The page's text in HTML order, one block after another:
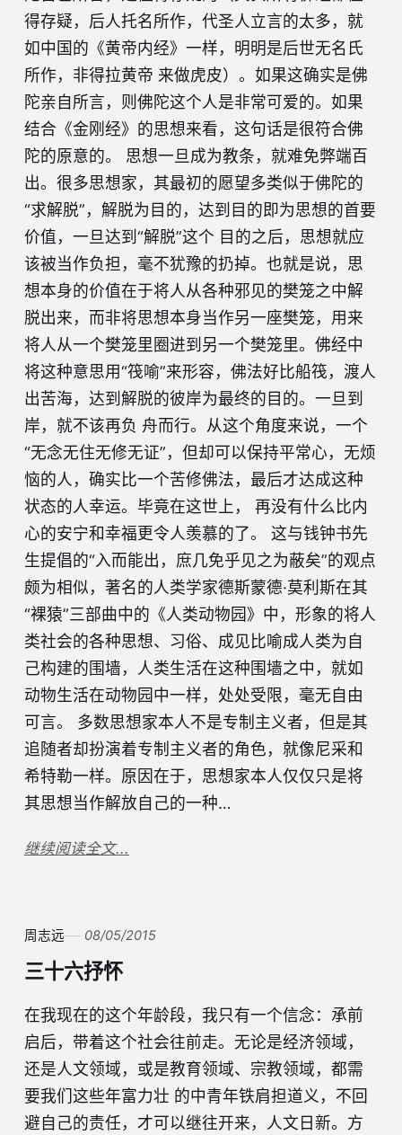
得存疑，后人托名所作，代圣人立言的太多，就
如中国的《黄帝内经》一样，明明是后世无名氏
所作，非得拉黄帝 来做虎皮）。如果这确实是佛
陀亲自所言，则佛陀这个人是非常可爱的。如果
结合《金刚经》的思想来看，这句话是很符合佛
陀的原意的。 思想一旦成为教条，就难免弊端百
出。很多思想家，其最初的愿望多类似于佛陀的
“求解脱”，解脱为目的，达到目的即为思想的首要
价值，一旦达到“解脱”这个 目的之后，思想就应
该被当作负担，毫不犹豫的扔掉。也就是说，思
想本身的价值在于将人从各种邪见的樊笼之中解
脱出来，而非将思想本身当作另一座樊笼，用来
将人从一个樊笼里圈进到另一个樊笼里。佛经中
将这种意思用“筏喻”来形容，佛法好比船筏，渡人
出苦海，达到解脱的彼岸为最终的目的。一旦到
岸，就不该再负 舟而行。从这个角度来说，一个
“无念无住无修无证”，但却可以保持平常心，无烦
恼的人，确实比一个苦修佛法，最后才达成这种
状态的人幸运。毕竟在这世上， 再没有什么比内
心的安宁和幸福更令人羡慕的了。 这与钱钟书先
生提倡的“入而能出，庶几免乎见之为蔽矣”的观点
颇为相似，著名的人类学家德斯蒙德·莫利斯在其
“裸猿”三部曲中的《人类动物园》中，形象的将人
类社会的各种思想、习俗、成见比喻成人类为自
己构建的围墙，人类生活在这种围墙之中，就如
动物生活在动物园中一样，处处受限，毫无自由
可言。 多数思想家本人不是专制主义者，但是其
追随者却扮演着专制主义者的角色，就像尼采和
希特勒一样。原因在于，思想家本人仅仅只是将
其思想当作解放自己的一种…
继续阅读全文...
周志远 08/05/2015
三十六抒怀
在我现在的这个年龄段，我只有一个信念：承前
启后，带着这个社会往前走。无论是经济领域，
还是人文领域，或是教育领域、宗教领域，都需
要我们这些年富力壮 的中青年铁肩担道义，不回
避自己的责任，才可以继往开来，人文日新。方